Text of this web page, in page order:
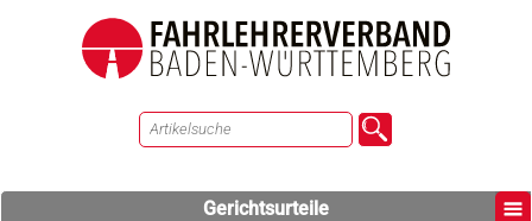
Gerichtsurteile